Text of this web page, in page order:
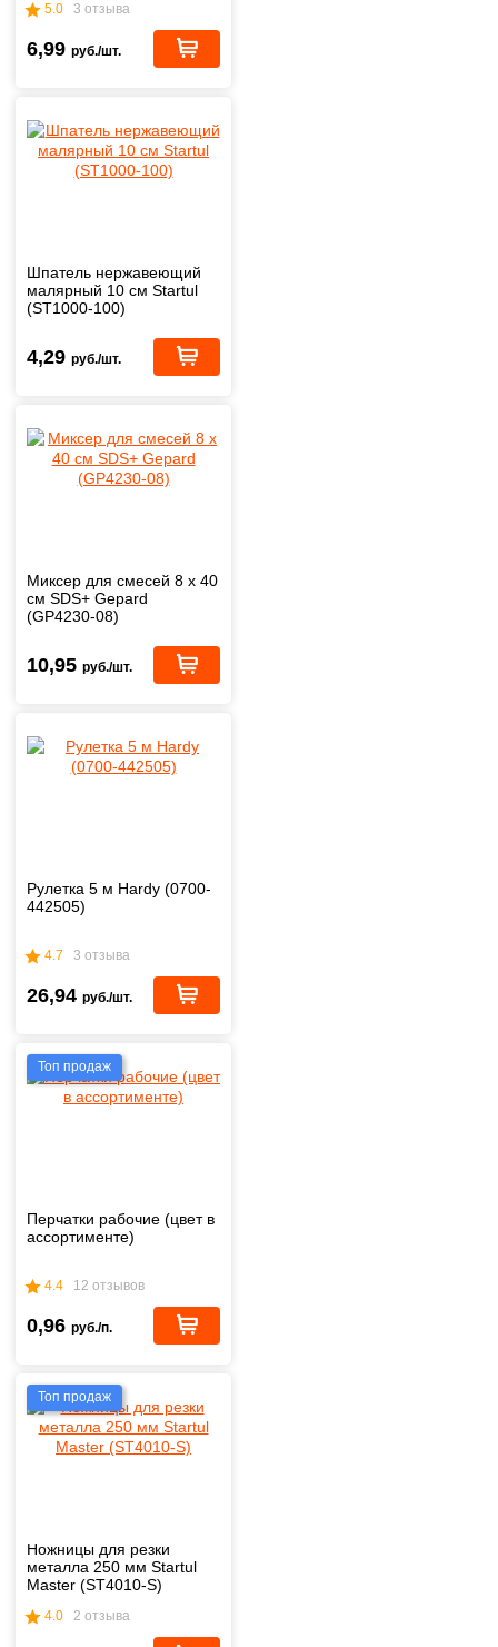
5.0 3 отзыва
6,99 руб./шт.
Шпатель нержавеющий
малярный 10 см Startul
(ST1000-100)
4,29 руб./шт.
Миксер для смесей 8 х 40
см SDS+ Gepard
(GP4230-08)
10,95 руб./шт.
Рулетка 5 м Hardy (0700-
442505)
4.7 3 отзыва
26,94 руб./шт.
Топ продаж
Перчатки рабочие (цвет в
ассортименте)
4.4 12 отзывов
0,96 руб./п.
Топ продаж
Ножницы для резки
металла 250 мм Startul
Master (ST4010-S)
4.0 2 отзыва